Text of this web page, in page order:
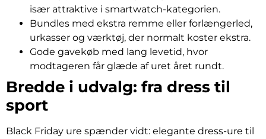
især attraktive i smartwatch-kategorien.
Bundles med ekstra remme eller forlængerled,
urkasser og værktøj, der normalt koster ekstra.
Gode gavekøb med lang levetid, hvor
modtageren får glæde af uret året rundt.
Bredde i udvalg: fra dress til
sport
Black Friday ure spænder vidt: elegante dress-ure til